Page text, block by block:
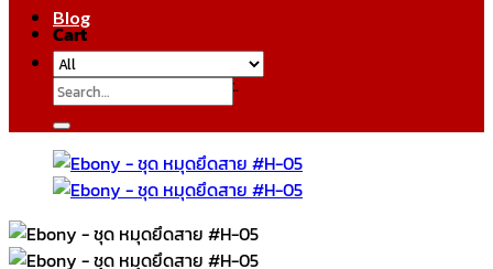
Cart
No products in the cart.
Blog
Search
for: